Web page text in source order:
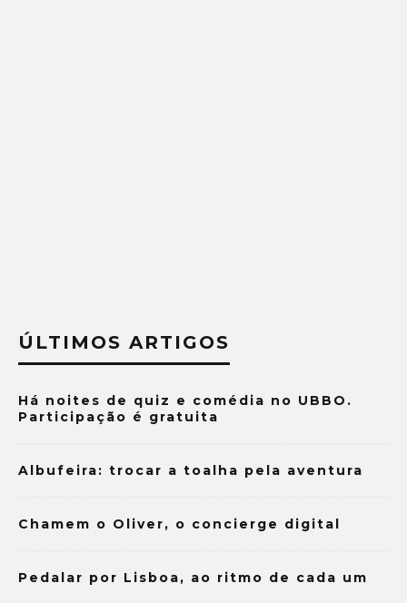
ÚLTIMOS ARTIGOS
Há noites de quiz e comédia no UBBO.
Participação é gratuita
Albufeira: trocar a toalha pela aventura
Chamem o Oliver, o concierge digital
Pedalar por Lisboa, ao ritmo de cada um